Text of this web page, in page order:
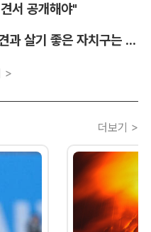
서 공개해야"
'무더위도 함께 피하개'…반려견과 살기 좋은 자치구는 어디
>
더보기 >